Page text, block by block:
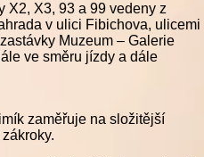
X2, X3, 93 a 99 vedeny z
v ulici Fibichova, ulicemi
Muzeum – Galerie
ve směru jízdy a dále
zaměřuje na složitější